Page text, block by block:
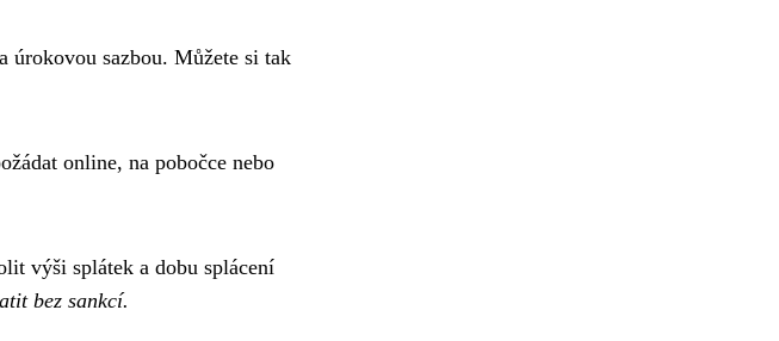
úrokovou sazbou. Můžete si tak
online, na pobočce nebo
výši splátek a dobu splácení
bez sankcí.